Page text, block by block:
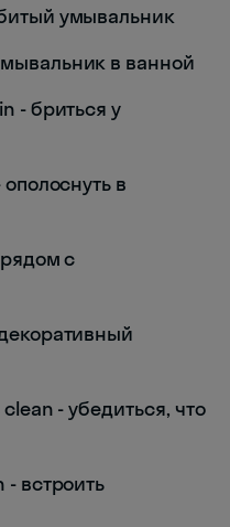
умывальник
в ванной
- бриться у
в
с
- убедиться, что
встроить